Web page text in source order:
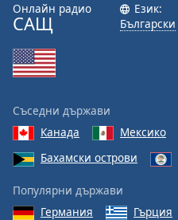
Онлайн радио
САЩ
Език:
Български
Съседни държави
Канада
Мексико
Бахамски острови
Популярни държави
Германия
Гърция